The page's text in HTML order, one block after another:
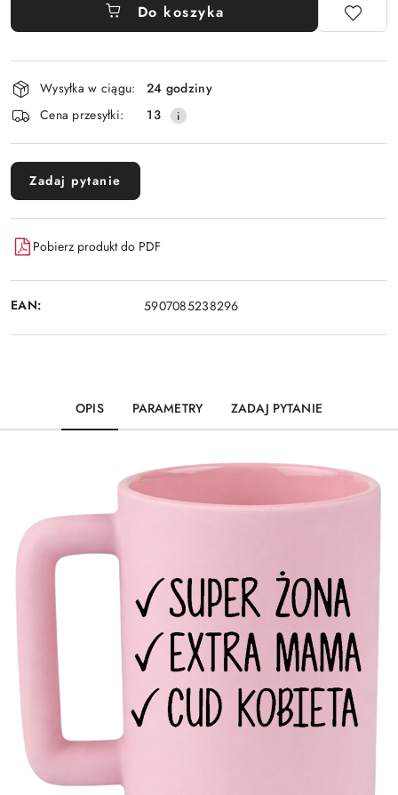
Do koszyka
Dostępność
i
dostawa
Wysyłka w ciągu:
24 godziny
Cena przesyłki:
13
Zadaj pytanie
Pobierz produkt do PDF
EAN: 5907085238296
OPIS PARAMETRY ZADAJ PYTANIE